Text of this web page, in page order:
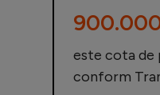
este cota de
conform